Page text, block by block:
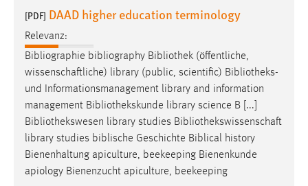
[PDF] DAAD higher education terminology
Relevanz:
Bibliographie bibliography Bibliothek (öffentliche,
wissenschaftliche) library (public, scientific) Bibliotheks-
und Informationsmanagement library and information
management Bibliothekskunde library science B [...]
Bibliothekswesen library studies Bibliothekswissenschaft
library studies biblische Geschichte Biblical history
Bienenhaltung apiculture, beekeeping Bienenkunde
apiology Bienenzucht apiculture, beekeeping
_fbp
Anbieter:
Facebook
Zweck:
Conversion-Tracking
Cookie Laufzeit:
3 Monate